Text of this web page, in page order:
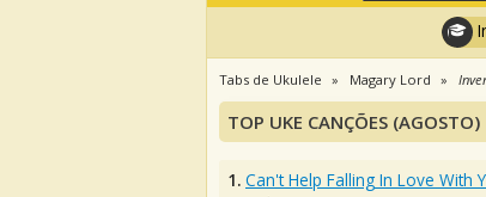
Tabs de Ukulele Magary Lord
TOP UKE CANÇÕES (AGOSTO)
1. Can't Help Falling In Love With